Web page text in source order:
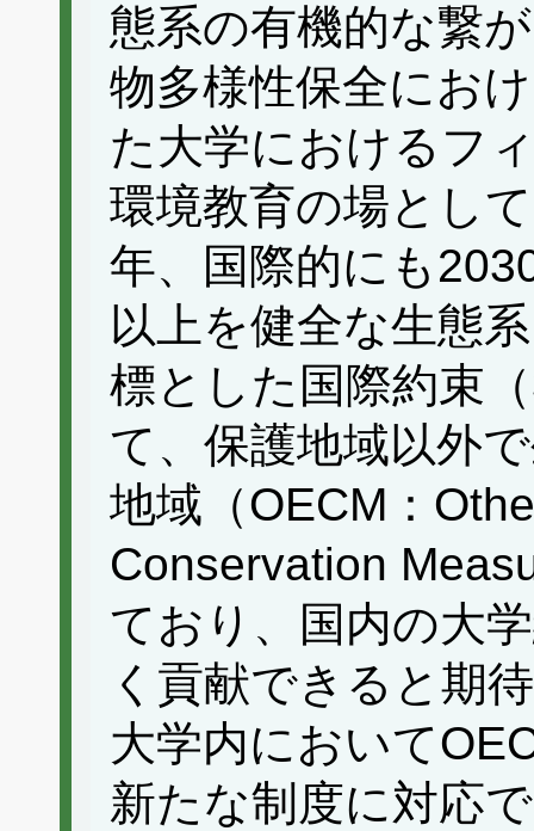
態系の有機的な繋
物多様性保全にお
た大学におけるフ
環境教育の場とし
年、国際的にも
以上を健全な生態
標とした国際約束
て、保護地域以外
地域（OECM：
Conservation
ており、国内の大
く貢献できると期
大学内において
新たな制度に対応